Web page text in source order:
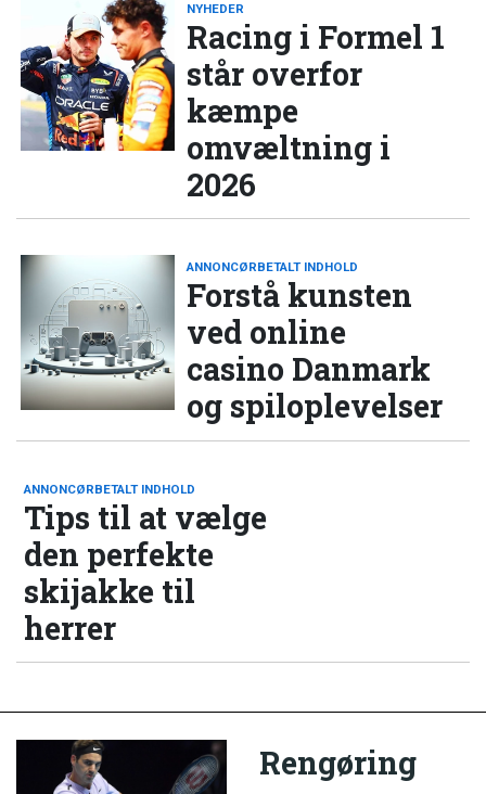
NYHEDER
Racing i Formel 1
står overfor
kæmpe
omvæltning i
2026
ANNONCØRBETALT INDHOLD
Forstå kunsten
ved online
casino Danmark
og spiloplevelser
ANNONCØRBETALT INDHOLD
Tips til at vælge
den perfekte
skijakke til
herrer
Rengøring